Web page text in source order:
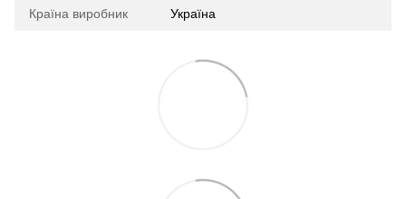
Країна виробник Україна